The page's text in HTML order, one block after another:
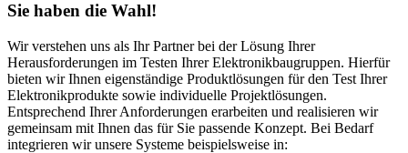
Sie haben die Wahl!
Wir verstehen uns als Ihr Partner bei der Lösung Ihrer
Herausforderungen im Testen Ihrer Elektronikbaugruppen. Hierfür
bieten wir Ihnen eigenständige Produktlösungen für den Test Ihrer
Elektronikprodukte sowie individuelle Projektlösungen.
Entsprechend Ihrer Anforderungen erarbeiten und realisieren wir
gemeinsam mit Ihnen das für Sie passende Konzept. Bei Bedarf
integrieren wir unsere Systeme beispielsweise in: